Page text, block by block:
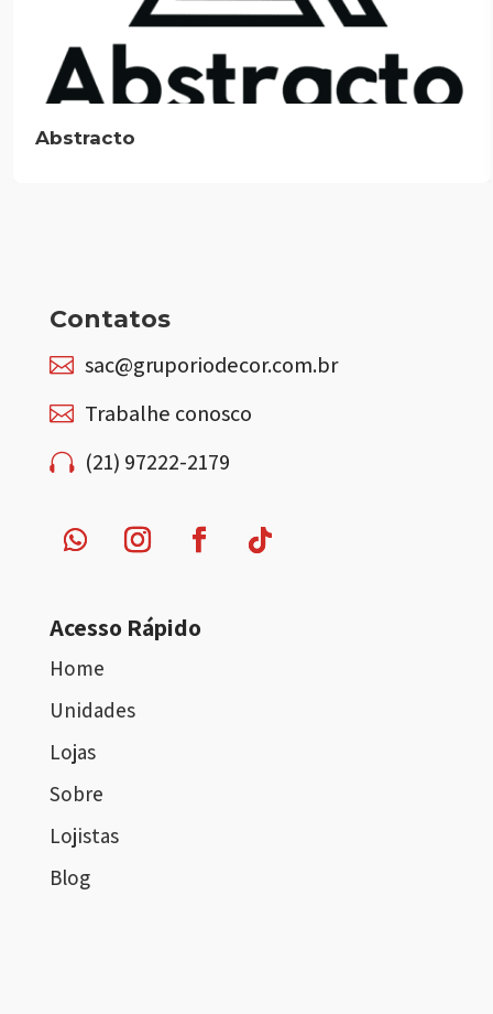
Abstracto
Contatos
 sac@gruporiodecor.com.br
 Trabalhe conosco
 (21) 97222-2179
Acesso Rápido
Home
Unidades
Lojas
Sobre
Lojistas
Blog